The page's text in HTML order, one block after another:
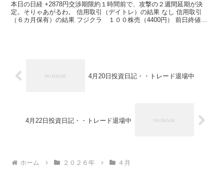
本日の日経 +2878円交渉期限約１時間前で、攻撃の２週間延期が決
定。そりゃあがるわ。 信用取引（デイトレ）の結果 なし 信用取引
（６カ月保有）の結果 フジクラ １００株売（4400円） 前日終値
4月20日投資日記・・トレード退場中
4月22日投資日記・・トレード退場中
ホーム ２０２６年 ４月